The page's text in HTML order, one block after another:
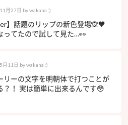
月27日 by wakana :)
】話題のリップの新色登場🙊🧡
ってたので試して見た…👀
月11日 by wakana :)
リーの文字を明朝体で打つことが
？！ 実は簡単に出来るんです😳